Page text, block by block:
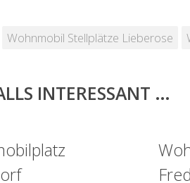
Wohnmobil Stellplätze Lieberose
INTERESSANT …